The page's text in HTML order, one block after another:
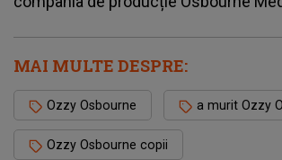
MAI MULTE DESPRE:
Ozzy Osbourne a murit Ozzy
Ozzy Osbourne copii